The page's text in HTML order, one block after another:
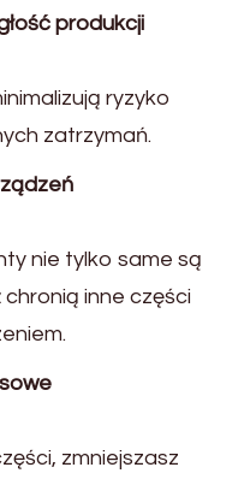
produkcji
ryzyko
zatrzymań.
nie tylko same są
inne części
zmniejszasz